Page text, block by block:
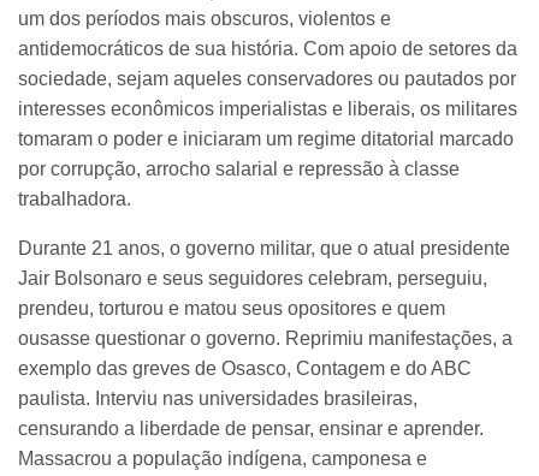
um dos períodos mais obscuros, violentos e
antidemocráticos de sua história. Com apoio de setores da
sociedade, sejam aqueles conservadores ou pautados por
interesses econômicos imperialistas e liberais, os militares
tomaram o poder e iniciaram um regime ditatorial marcado
por corrupção, arrocho salarial e repressão à classe
trabalhadora.
Durante 21 anos, o governo militar, que o atual presidente
Jair Bolsonaro e seus seguidores celebram, perseguiu,
prendeu, torturou e matou seus opositores e quem
ousasse questionar o governo. Reprimiu manifestações, a
exemplo das greves de Osasco, Contagem e do ABC
paulista. Interviu nas universidades brasileiras,
censurando a liberdade de pensar, ensinar e aprender.
Massacrou a população indígena, camponesa e